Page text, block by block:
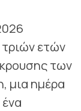
ετών
των
μια ημέρα